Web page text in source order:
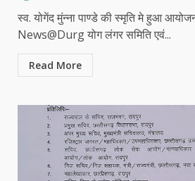
स्व. योगेंद मुंन्ना पाण्डे की स्मृति मे हुआ
News@Durg योग लंगर समिति एवं...
Read More